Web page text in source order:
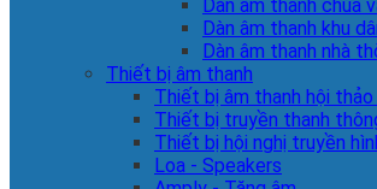
Dàn âm thanh chùa
Dàn âm thanh khu
Dàn âm thanh nhà
Thiết bị âm thanh
Thiết bị âm thanh hội thảo
Thiết bị truyền thanh
Thiết bị hội nghị truyền
Loa - Speakers